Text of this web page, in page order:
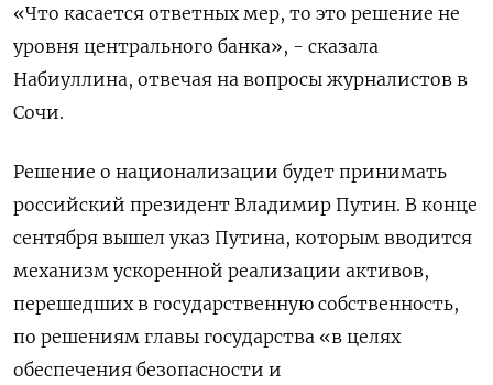
«Что касается ответных мер, то это решение не
уровня центрального банка», - сказала
Набиуллина, отвечая на вопросы журналистов в
Сочи.
Решение о национализации будет принимать
российский президент Владимир Путин. В конце
сентября вышел указ Путина, которым вводится
механизм ускоренной реализации активов,
перешедших в государственную собственность,
по решениям главы государства «в целях
обеспечения безопасности и